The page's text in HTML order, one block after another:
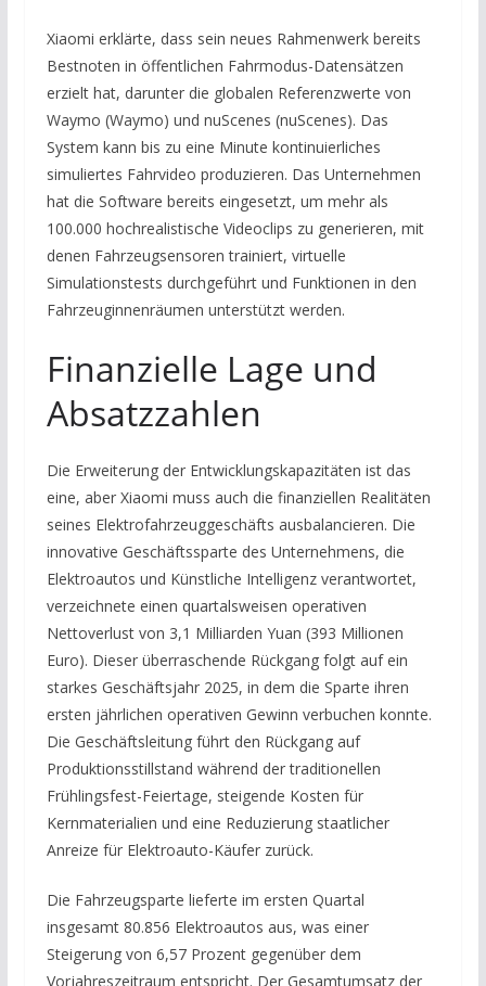
Xiaomi erklärte, dass sein neues Rahmenwerk bereits
Bestnoten in öffentlichen Fahrmodus-Datensätzen
erzielt hat, darunter die globalen Referenzwerte von
Waymo (Waymo) und nuScenes (nuScenes). Das
System kann bis zu eine Minute kontinuierliches
simuliertes Fahrvideo produzieren. Das Unternehmen
hat die Software bereits eingesetzt, um mehr als
100.000 hochrealistische Videoclips zu generieren, mit
denen Fahrzeugsensoren trainiert, virtuelle
Simulationstests durchgeführt und Funktionen in den
Fahrzeuginnenräumen unterstützt werden.
Finanzielle Lage und
Absatzzahlen
Die Erweiterung der Entwicklungskapazitäten ist das
eine, aber Xiaomi muss auch die finanziellen Realitäten
seines Elektrofahrzeuggeschäfts ausbalancieren. Die
innovative Geschäftssparte des Unternehmens, die
Elektroautos und Künstliche Intelligenz verantwortet,
verzeichnete einen quartalsweisen operativen
Nettoverlust von 3,1 Milliarden Yuan (393 Millionen
Euro). Dieser überraschende Rückgang folgt auf ein
starkes Geschäftsjahr 2025, in dem die Sparte ihren
ersten jährlichen operativen Gewinn verbuchen konnte.
Die Geschäftsleitung führt den Rückgang auf
Produktionsstillstand während der traditionellen
Frühlingsfest-Feiertage, steigende Kosten für
Kernmaterialien und eine Reduzierung staatlicher
Anreize für Elektroauto-Käufer zurück.
Die Fahrzeugsparte lieferte im ersten Quartal
insgesamt 80.856 Elektroautos aus, was einer
Steigerung von 6,57 Prozent gegenüber dem
Vorjahreszeitraum entspricht. Der Gesamtumsatz der